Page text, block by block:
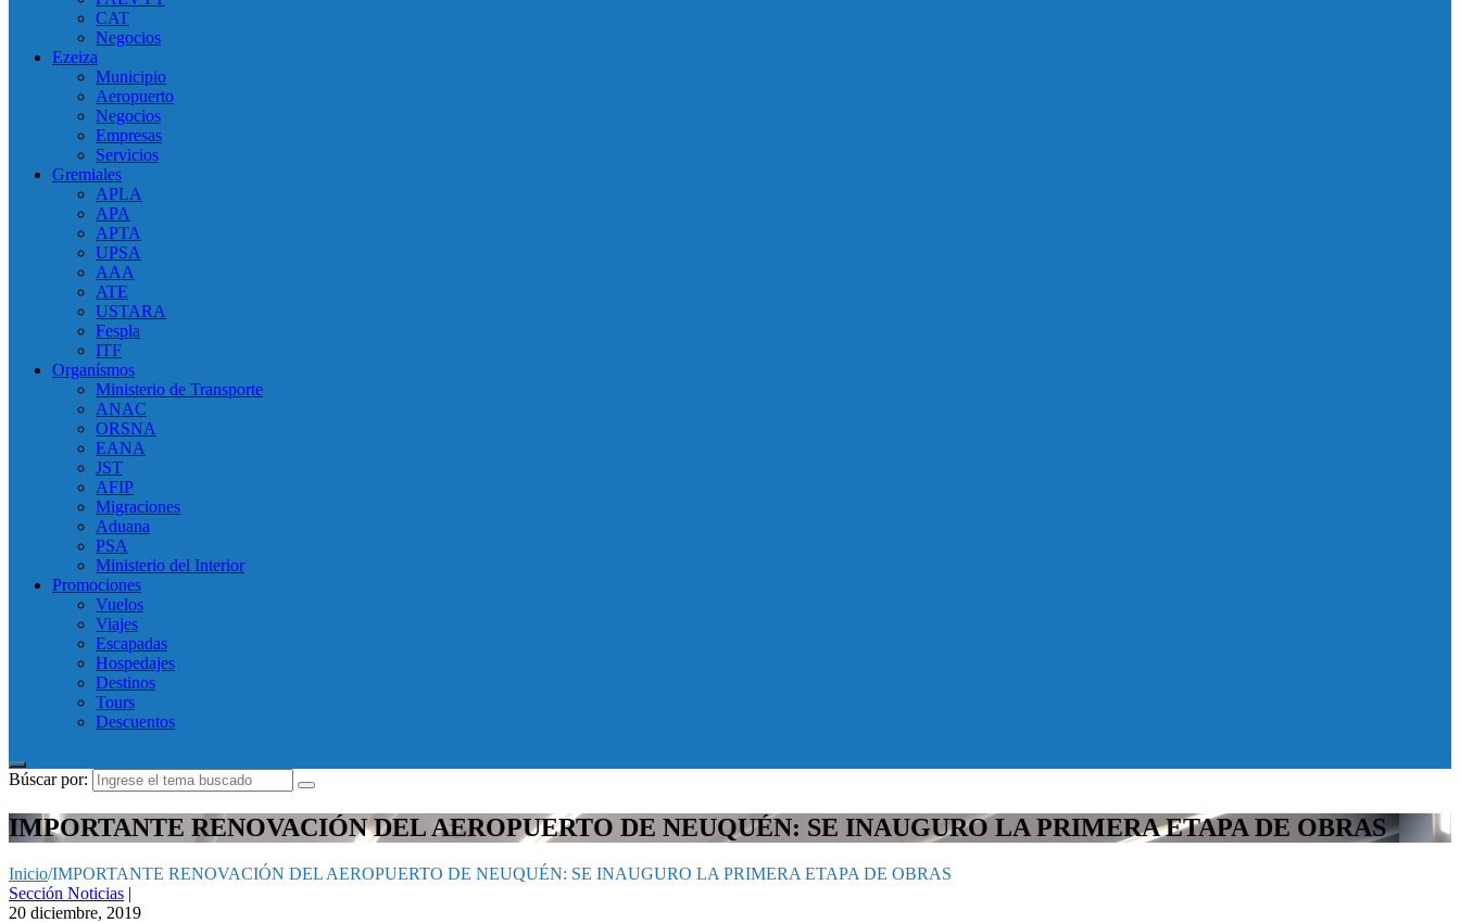
CAT
Negocios
Ezeiza
Municipio
Aeropuerto
Negocios
Empresas
Servicios
Gremiales
APLA
APA
APTA
UPSA
AAA
ATE
USTARA
Fespla
ITF
Organísmos
Ministerio de Transporte
ANAC
ORSNA
EANA
JST
AFIP
Migraciones
Aduana
PSA
Ministerio del Interior
Promociones
Vuelos
Viajes
Escapadas
Hospedajes
Destinos
Tours
Descuentos
Búscar por:
IMPORTANTE RENOVACIÓN DEL AEROPUERTO DE NEUQUÉN: SE INAUGURO LA PRIMERA ETAPA DE OBRAS
Inicio/IMPORTANTE RENOVACIÓN DEL AEROPUERTO DE NEUQUÉN: SE INAUGURO LA PRIMERA ETAPA DE OBRAS
Sección Noticias |
20 diciembre, 2019